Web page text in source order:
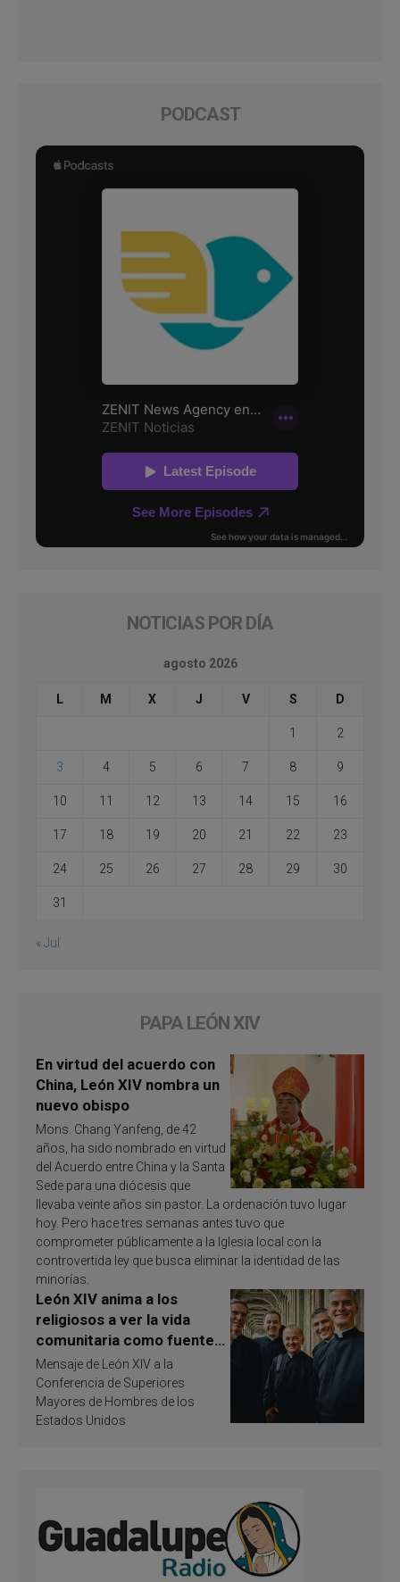
PODCAST
NOTICIAS POR DÍA
agosto 2026
L M X J V S D
1 2
3 4 5 6 7 8 9
10 11 12 13 14 15 16
17 18 19 20 21 22 23
24 25 26 27 28 29 30
31
« Jul
PAPA LEÓN XIV
En virtud del acuerdo con
China, León XIV nombra un
nuevo obispo
Mons. Chang Yanfeng, de 42
años, ha sido nombrado en virtud
del Acuerdo entre China y la Santa
Sede para una diócesis que
llevaba veinte años sin pastor. La ordenación tuvo lugar
hoy. Pero hace tres semanas antes tuvo que
comprometer públicamente a la Iglesia local con la
controvertida ley que busca eliminar la identidad de las
minorías.
León XIV anima a los
religiosos a ver la vida
comunitaria como fuente
de inspiración y
santificación
Mensaje de León XIV a la
Conferencia de Superiores
Mayores de Hombres de los
Estados Unidos